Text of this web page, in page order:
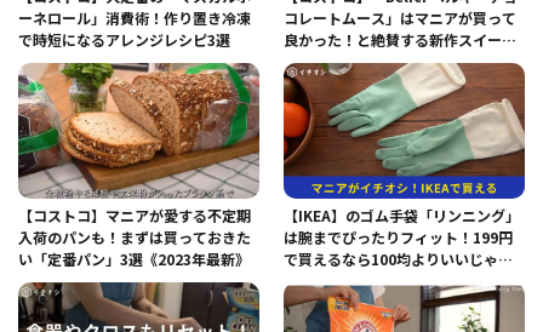
ーネロール」消費術！作り置き冷凍
で時短になるアレンジレシピ3選
コレートムース」はマニアが買って
良かった！と絶賛する新作スイー
ツ！
【コストコ】マニアが愛する不定期
入荷のパンも！まずは買っておきた
い「定番パン」3選《2023年最新》
【IKEA】のゴム手袋「リンニング」
は腕までぴったりフィット！199円
で買えるなら100均よりいいじゃ
ん！